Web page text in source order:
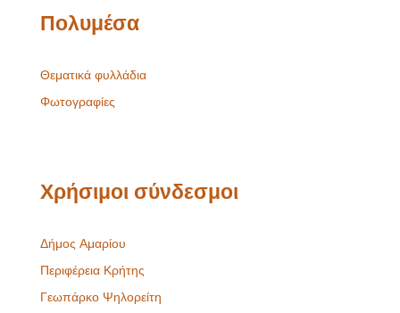
Πολυμέσα
Θεματικά φυλλάδια
Φωτογραφίες
Χρήσιμοι σύνδεσμοι
Δήμος Αμαρίου
Περιφέρεια Κρήτης
Γεωπάρκο Ψηλορείτη